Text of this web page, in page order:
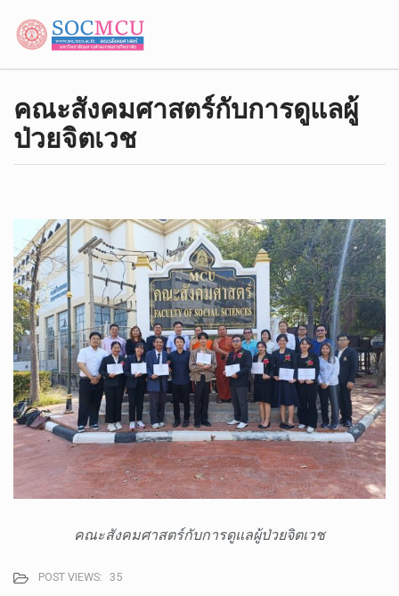
คณะสังคมศาสตร์กับการดูแลผู้
ป่วยจิตเวช
คณะสังคมศาสตร์กับการดูแลผู้ป่วยจิตเวช
POST VIEWS: 35